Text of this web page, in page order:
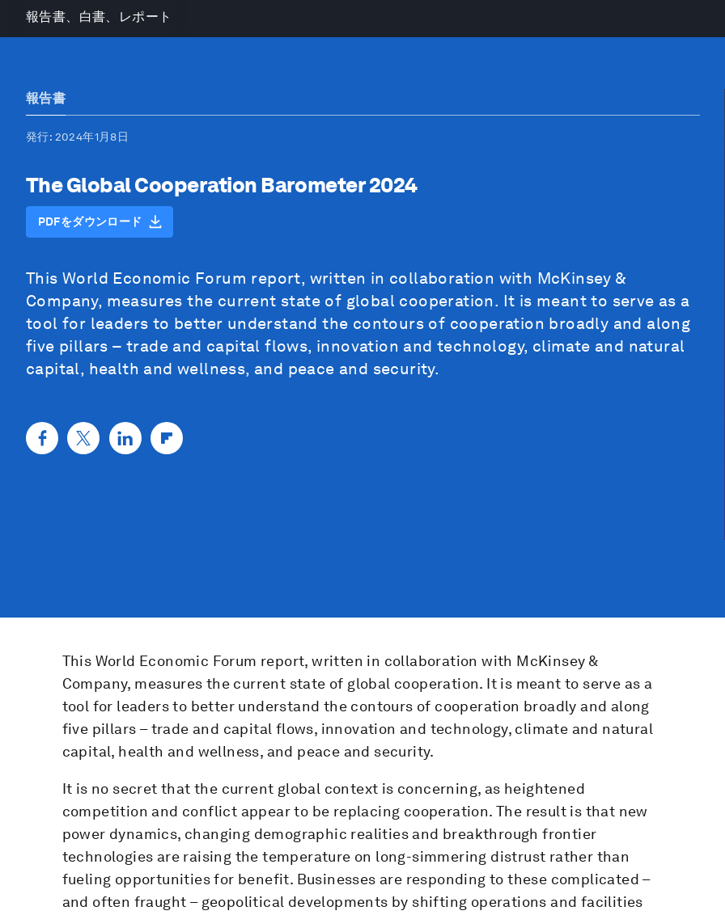
報告書、白書、レポート
報告書
発行: 2024年1月8日
The Global Cooperation Barometer 2024
PDFをダウンロード
This World Economic Forum report, written in collaboration with McKinsey &
Company, measures the current state of global cooperation. It is meant to serve as a
tool for leaders to better understand the contours of cooperation broadly and along
five pillars – trade and capital flows, innovation and technology, climate and natural
capital, health and wellness, and peace and security.
This World Economic Forum report, written in collaboration with McKinsey &
Company, measures the current state of global cooperation. It is meant to serve as a
tool for leaders to better understand the contours of cooperation broadly and along
five pillars – trade and capital flows, innovation and technology, climate and natural
capital, health and wellness, and peace and security.
It is no secret that the current global context is concerning, as heightened
competition and conflict appear to be replacing cooperation. The result is that new
power dynamics, changing demographic realities and breakthrough frontier
technologies are raising the temperature on long-simmering distrust rather than
fueling opportunities for benefit. Businesses are responding to these complicated –
and often fraught – geopolitical developments by shifting operations and facilities